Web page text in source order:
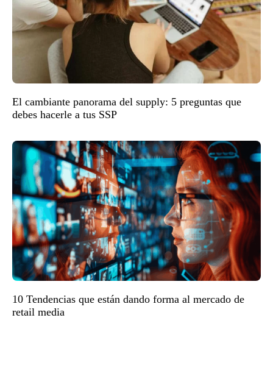
El cambiante panorama del supply: 5 preguntas que
debes hacerle a tus SSP
10 Tendencias que están dando forma al mercado de
retail media